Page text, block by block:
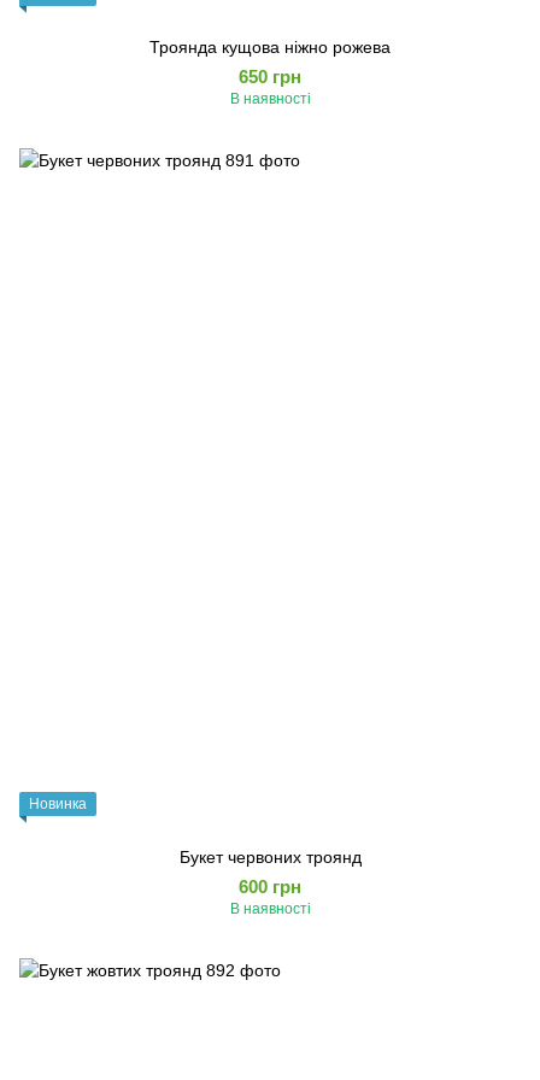
Троянда кущова ніжно рожева
650 грн
В наявності
Новинка
Букет червоних троянд
600 грн
В наявності